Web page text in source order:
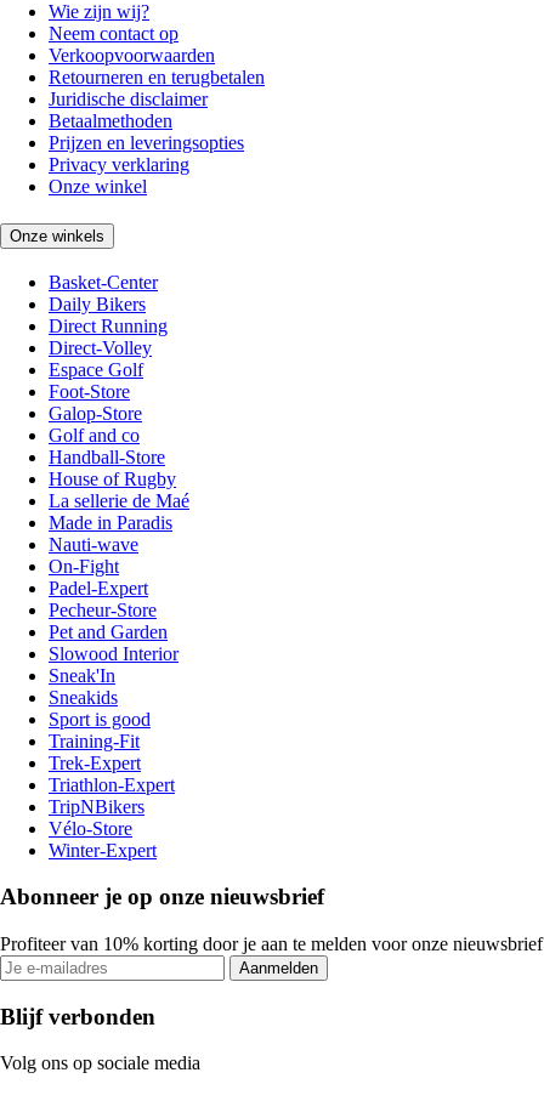
Wie zijn wij?
Neem contact op
Verkoopvoorwaarden
Retourneren en terugbetalen
Juridische disclaimer
Betaalmethoden
Prijzen en leveringsopties
Privacy verklaring
Onze winkel
Onze winkels
Basket-Center
Daily Bikers
Direct Running
Direct-Volley
Espace Golf
Foot-Store
Galop-Store
Golf and co
Handball-Store
House of Rugby
La sellerie de Maé
Made in Paradis
Nauti-wave
On-Fight
Padel-Expert
Pecheur-Store
Pet and Garden
Slowood Interior
Sneak'In
Sneakids
Sport is good
Training-Fit
Trek-Expert
Triathlon-Expert
TripNBikers
Vélo-Store
Winter-Expert
Abonneer je op onze nieuwsbrief
Profiteer van 10% korting door je aan te melden voor onze nieuwsbrief
Aanmelden
Blijf verbonden
Volg ons op sociale media